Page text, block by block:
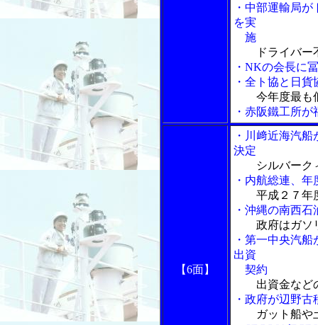
・中部運輸局
を実
施
ドライバ
・NKの会長に
・全ト協と日
今年度最も
・赤阪鐵工所
【6面】
・川﨑近海汽
決定
シルバーク
・内航総連、
平成２７年
・沖縄の南西
政府はガソ
・第一中央汽
出資
契約
出資金など
・政府が辺野
ガット船や